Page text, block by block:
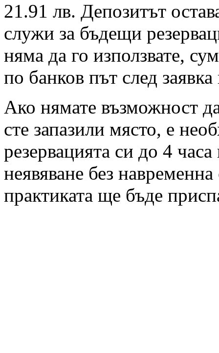
21.91 лв. Депозитът
служи за бъдещи
няма да го използвате,
по банков път след
Ако нямате възможност
сте запазили място, е
резервацията си до 4
неявяване без
практиката ще бъде